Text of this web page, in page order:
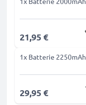
21,95 €
1x Batterie 2250mAh
29,95 €